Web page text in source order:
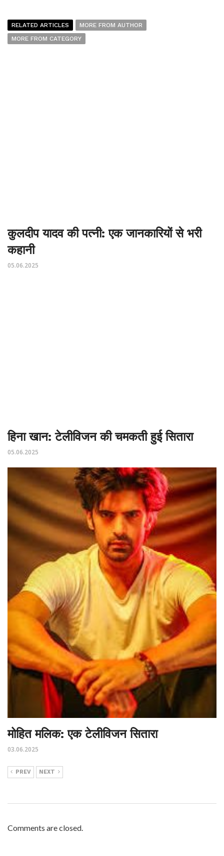
RELATED ARTICLES
MORE FROM AUTHOR
MORE FROM CATEGORY
कुलदीप यादव की पत्नी: एक जानकारियों से भरी
कहानी
05.06.2025
हिना खान: टेलीविजन की चमकती हुई सितारा
05.06.2025
मोहित मलिक: एक टेलीविजन सितारा
03.06.2025
PREV NEXT
Comments are closed.